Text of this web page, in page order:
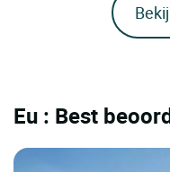
Eu : Best